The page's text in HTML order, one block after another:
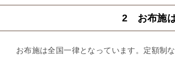
2 お布施
お布施は全国一律となっています。定額制